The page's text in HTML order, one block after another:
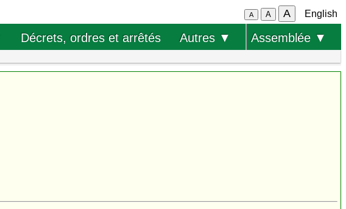
A A A English
Décrets, ordres et arrêtés Autres ▼ Assemblée ▼